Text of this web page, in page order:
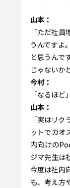
山本：
「ただ社
うんですよ
と思うんで
じゃないか
今村：
「なるほど」
山本：
「実はリ
ットでカオ
内向けの
ジマ先生は
今度は社内
も、考え方